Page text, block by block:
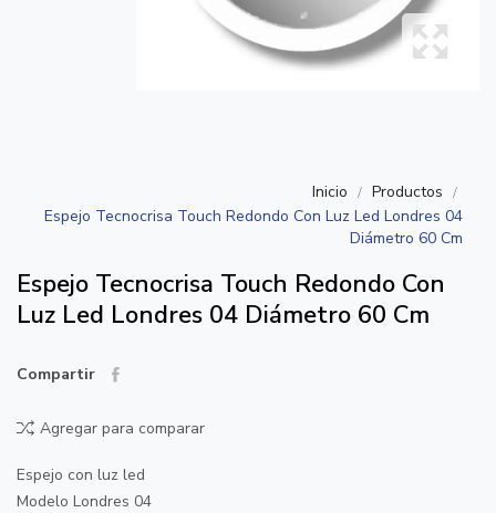
Inicio
Productos
Espejo Tecnocrisa Touch Redondo Con Luz Led Londres 04
Diámetro 60 Cm
Espejo Tecnocrisa Touch Redondo Con
Luz Led Londres 04 Diámetro 60 Cm
Compartir
Agregar para comparar
Espejo con luz led
Modelo Londres 04